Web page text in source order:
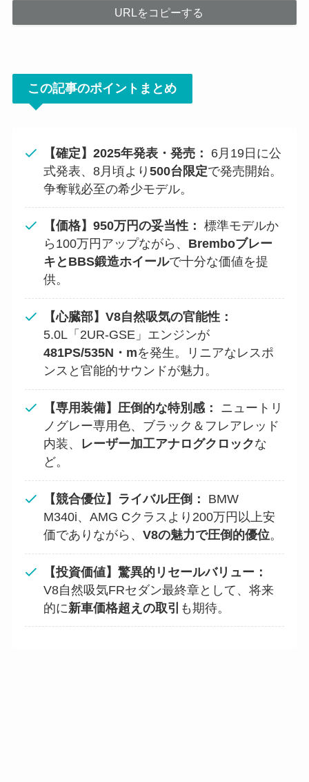
URLをコピーする
この記事のポイントまとめ
【確定】2025年発表・発売：
6月19日に公
式発表、8月頃より 500台限定で発売開始。
争奪戦必至の希少モデル。
【価格】950万円の妥当性： 標準モデルか
ら100万円アップながら、 Bremboブレー
キとBBS鍛造ホイールで十分な価値を提
供。
【心臓部】V8自然吸気の官能性：
5.0L「2UR-GSE」エンジンが
481PS/535N・mを発生。リニアなレスポ
ンスと官能的サウンドが魅力。
【専用装備】圧倒的な特別感：
ニュートリ
ノグレー専用色、ブラック＆フレアレッド
内装、
レーザー加工アナログクロックな
ど。
【競合優位】ライバル圧倒：
BMW
M340i、AMG Cクラスより200万円以上安
価でありながら、 V8の魅力で圧倒的優位。
【投資価値】驚異的リセールバリュー：
V8自然吸気FRセダン最終章として、将来
的に新車価格超えの取引 も期待。